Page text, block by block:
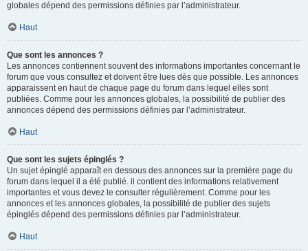
globales dépend des permissions définies par l’administrateur.
Haut
Que sont les annonces ?
Les annonces contiennent souvent des informations importantes concernant le
forum que vous consultez et doivent être lues dès que possible. Les annonces
apparaissent en haut de chaque page du forum dans lequel elles sont
publiées. Comme pour les annonces globales, la possibilité de publier des
annonces dépend des permissions définies par l’administrateur.
Haut
Que sont les sujets épinglés ?
Un sujet épinglé apparaît en dessous des annonces sur la première page du
forum dans lequel il a été publié. il contient des informations relativement
importantes et vous devez le consulter régulièrement. Comme pour les
annonces et les annonces globales, la possibilité de publier des sujets
épinglés dépend des permissions définies par l’administrateur.
Haut